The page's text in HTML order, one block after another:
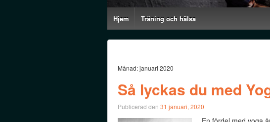
Hjem Träning och hälsa
Månad:januari 2020
Så lyckas du med
Publicerad den 31 januari, 2020